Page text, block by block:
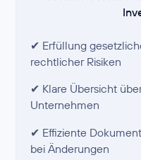
✔ Erfüllung
rechtlicher Risiken
✔ Klare Übersicht
Unternehmen
✔ Effiziente
bei Änderungen